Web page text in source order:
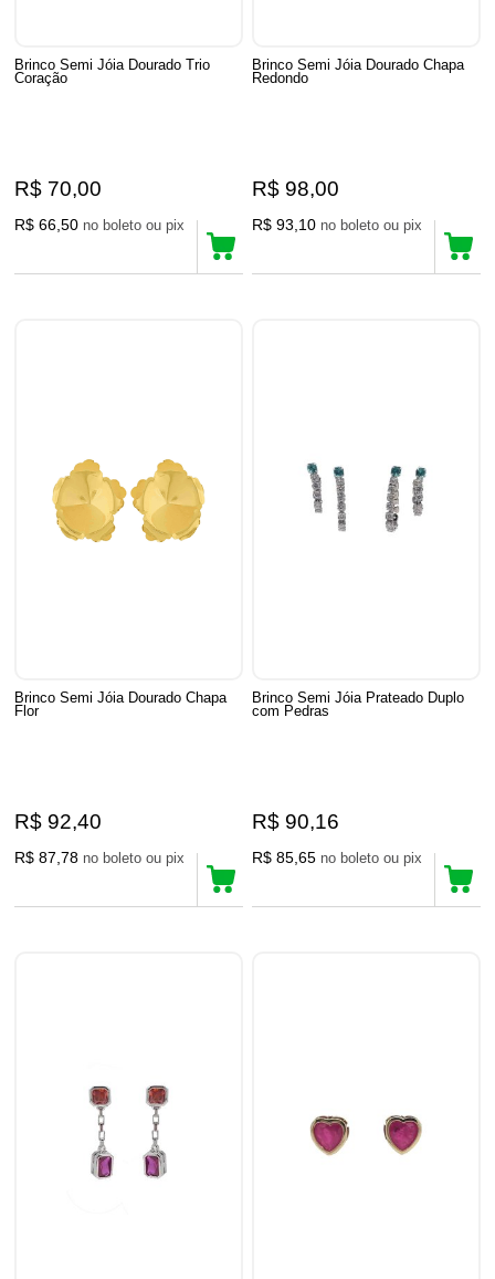
Brinco Semi Jóia Dourado Trio
Coração
R$ 70,00
R$ 66,50 no boleto ou pix
Brinco Semi Jóia Dourado Chapa
Redondo
R$ 98,00
R$ 93,10 no boleto ou pix
Brinco Semi Jóia Dourado Chapa
Flor
R$ 92,40
R$ 87,78 no boleto ou pix
Brinco Semi Jóia Prateado Duplo
com Pedras
R$ 90,16
R$ 85,65 no boleto ou pix